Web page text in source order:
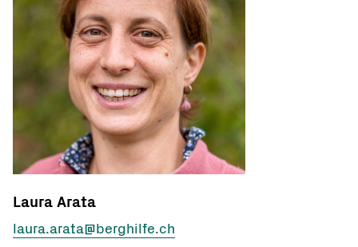
Laura Arata
laura.arata@berghilfe.ch